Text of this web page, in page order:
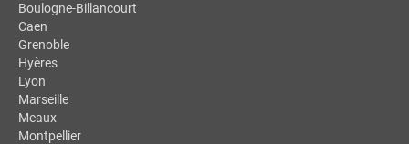
Boulogne-Billancourt
Caen
Grenoble
Hyères
Lyon
Marseille
Meaux
Montpellier